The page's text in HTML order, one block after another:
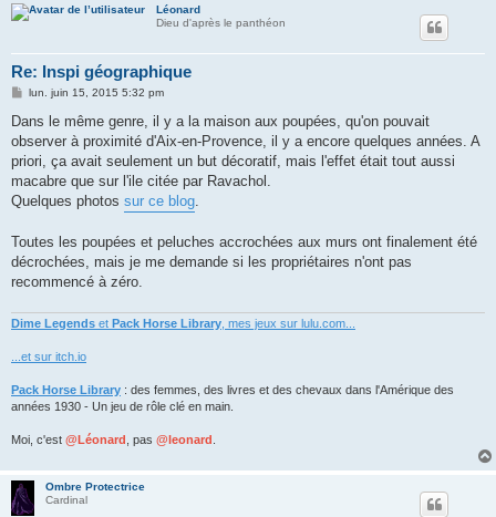
Léonard
Dieu d'après le panthéon
Re: Inspi géographique
M
s
a
g
lun. juin 15, 2015 5:32 pm
Dans le même genre, il y a la maison aux poupées, qu'on pouvait
observer à proximité d'Aix-en-Provence, il y a encore quelques années. A
priori, ça avait seulement un but décoratif, mais l'effet était tout aussi
macabre que sur l'ile citée par Ravachol.
Quelques photos sur ce blog.
Toutes les poupées et peluches accrochées aux murs ont finalement été
décrochées, mais je me demande si les propriétaires n'ont pas
recommencé à zéro.
Dime Legends et Pack Horse Library , mes jeux sur lulu.com...
...et sur itch.io
Pack Horse Library : des femmes, des livres et des chevaux dans l'Amérique des
années 1930 - Un jeu de rôle clé en main.
Moi, c'est @Léonard , pas @leonard
Ombre Protectrice
Cardinal